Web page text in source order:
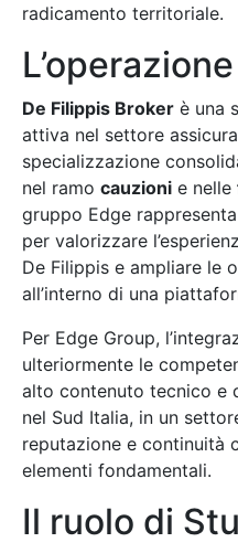
radicamento territoriale.
L’operazione
De Filippis Broker è una
attiva nel settore
specializzazione
nel ramo cauzioni e nelle
gruppo Edge
per valorizzare
De Filippis e ampliare le
all’interno di una
Per Edge Group,
ulteriormente le
alto contenuto tecnico e
nel Sud Italia, in un
reputazione e continuità
elementi fondamentali.
Il ruolo di